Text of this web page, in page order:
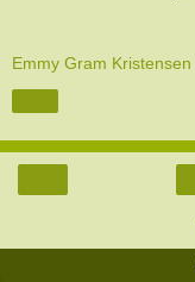
Emmy Gram Kristensen